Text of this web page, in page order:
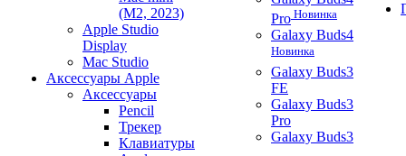
(M2, 2023)
Apple Studio
Display
Mac Studio
Аксессуары Apple
Аксессуары
Pencil
Трекер
Клавиатуры
Pro Новинка
Galaxy Buds4
Новинка
Galaxy Buds3
FE
Galaxy Buds3
Pro
Galaxy Buds3